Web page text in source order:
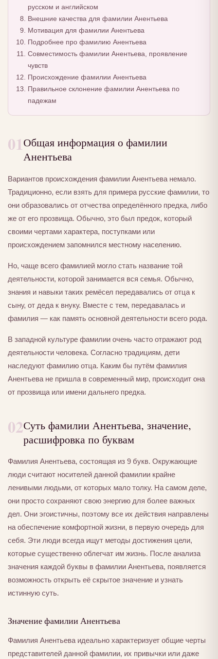
русском и английском
Внешние качества для фамилии Анентьева
Мотивация для фамилии Анентьева
Подробнее про фамилию Анентьева
Совместимость фамилии Анентьева, проявление
чувств
Происхождение фамилии Анентьева
Правильное склонение фамилии Анентьева по
падежам
01Общая информация о фамилии
Анентьева
Вариантов происхождения фамилии Анентьева немало.
Традиционно, если взять для примера русские фамилии, то
они образовались от отчества определённого предка, либо
же от его прозвища. Обычно, это был предок, который
своими чертами характера, поступками или
происхождением запомнился местному населению.
Но, чаще всего фамилией могло стать название той
деятельности, которой занимается вся семья. Обычно,
знания и навыки таких ремёсел передавались от отца к
сыну, от деда к внуку. Вместе с тем, передавалась и
фамилия — как память основной деятельности всего рода.
В западной культуре фамилии очень часто отражают род
деятельности человека. Согласно традициям, дети
наследуют фамилию отца. Каким бы путём фамилия
Анентьева не пришла в современный мир, происходит она
от прозвища или имени дальнего предка.
02Суть фамилии Анентьева, значение,
расшифровка по буквам
Фамилия Анентьева, состоящая из 9 букв. Окружающие
люди считают носителей данной фамилии крайне
ленивыми людьми, от которых мало толку. На самом деле,
они просто сохраняют свою энергию для более важных
дел. Они эгоистичны, поэтому все их действия направлены
на обеспечение комфортной жизни, в первую очередь для
себя. Эти люди всегда ищут методы достижения цели,
которые существенно облегчат им жизнь. После анализа
значения каждой буквы в фамилии Анентьева, появляется
возможность открыть её скрытое значение и узнать
истинную суть.
Значение фамилии Анентьева
Фамилия Анентьева идеально характеризует общие черты
представителей данной фамилии, их привычки или даже